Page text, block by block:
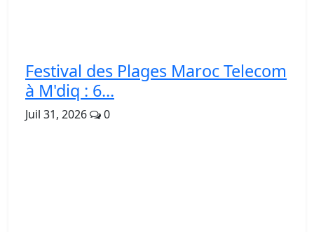
Festival des Plages Maroc Telecom
à M'diq : 6...
Juil 31, 2026 0